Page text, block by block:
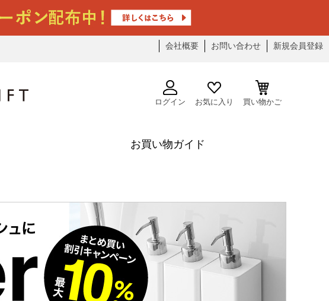
会社概要 お問い合わせ 新規会員登録
ログイン お気に入り 買い物かご
お買い物ガイド